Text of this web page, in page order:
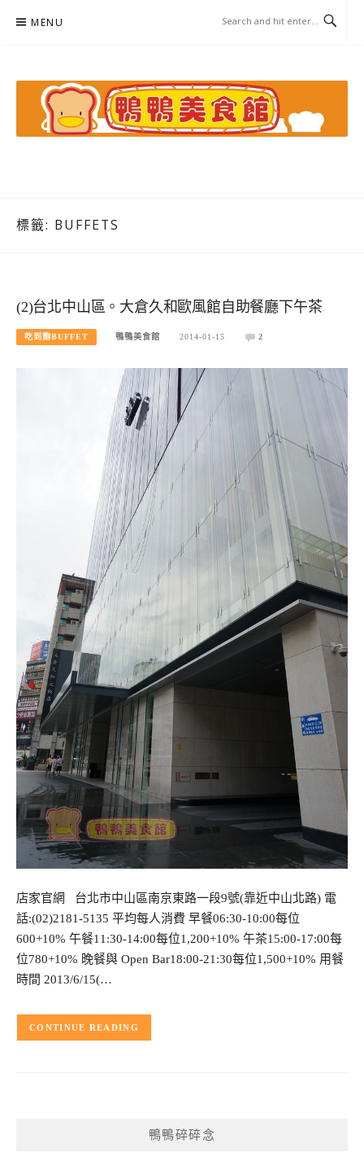
MENU
標籤: BUFFETS
(2)台北中山區。大倉久和歐風館自助餐廳下午茶
吃到飽BUFFET 鴨鴨美食館 2014-01-15 2
店家官網 台北市中山區南京東路一段9號(靠近中山北路) 電
話:(02)2181-5135 平均每人消費 早餐06:30-10:00每位
600+10% 午餐11:30-14:00每位1,200+10% 午茶15:00-17:00每
位780+10% 晚餐與 Open Bar18:00-21:30每位1,500+10% 用餐
時間 2013/6/15(…
CONTINUE READING
鴨鴨碎碎念